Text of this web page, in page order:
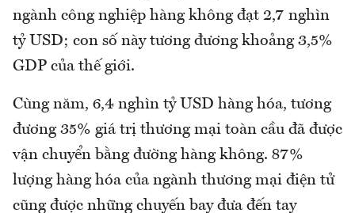
ngành công nghiệp hàng không đạt 2,7 nghìn
tỷ USD; con số này tương đương khoảng 3,5%
GDP của thế giới.
Cùng năm, 6,4 nghìn tỷ USD hàng hóa, tương
đương 35% giá trị thương mại toàn cầu đã được
vận chuyển bằng đường hàng không. 87%
lượng hàng hóa của ngành thương mại điện tử
cũng được những chuyến bay đưa đến tay